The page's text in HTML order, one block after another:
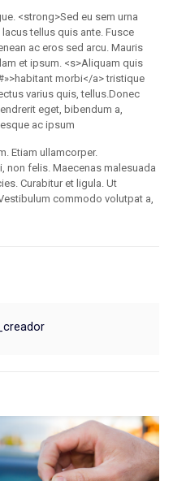
<strong>Sed eu sem urna
tellus quis ante. Fusce
ac eros sed arcu. Mauris
et ipsum. <s>Aliquam quis
morbi</a> tristique
varius quis, tellus.Donec
eget, bibendum a,
ac ipsum
Etiam ullamcorper.
non felis. Maecenas malesuada
Curabitur et ligula. Ut
commodo volutpat a,